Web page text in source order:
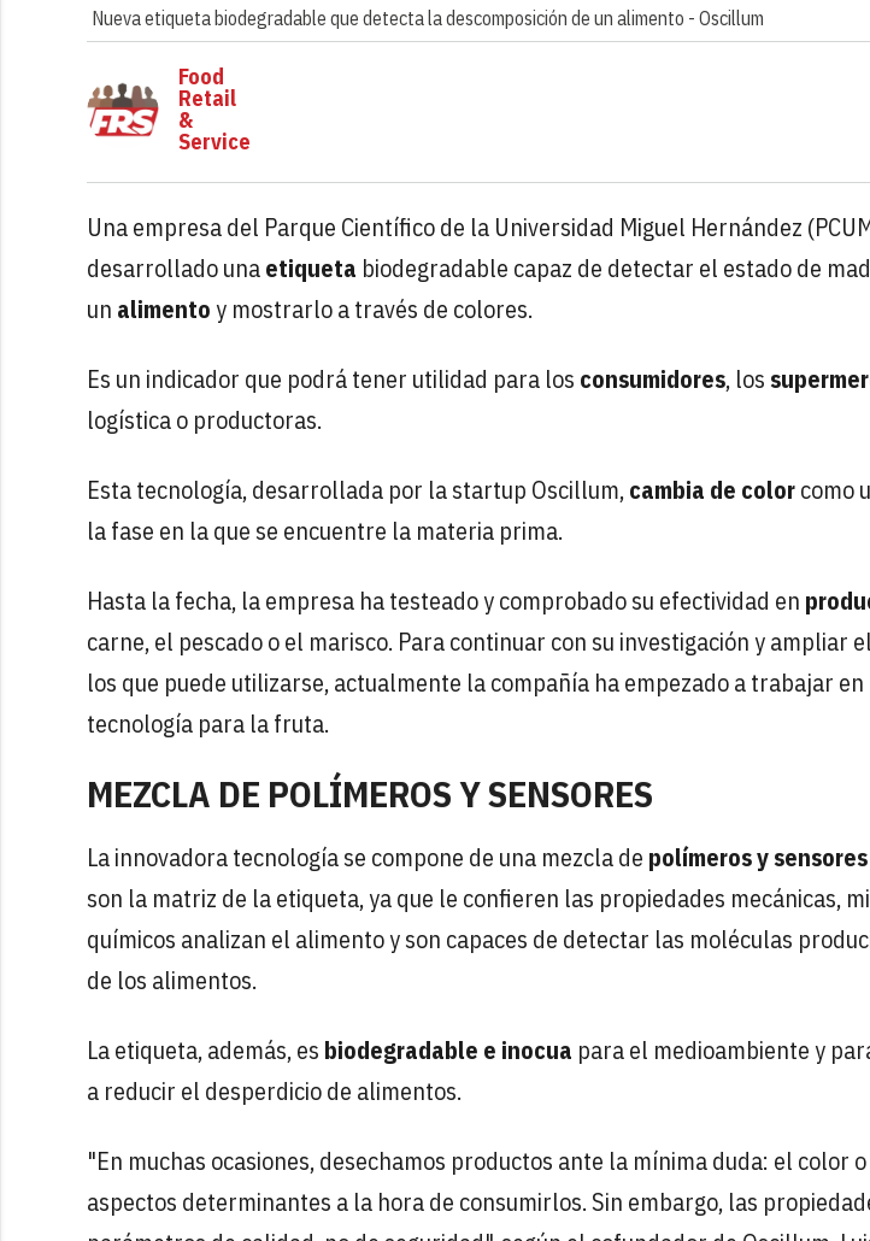
Nueva etiqueta biodegradable que detecta la descomposición de un alimento - Oscillum
Food
Retail
&
Service
Una empresa del Parque Científico de la Universidad Miguel Hernández
desarrollado unaetiqueta biodegradable capaz de detectar el estado de
un alimentoy mostrarlo a través de colores.
Es un indicador que podrá tener utilidad para los consumidores, los
logística o productoras.
Esta tecnología, desarrollada por la startup Oscillum,cambia de colorcomo
la fase en la que se encuentre la materia prima.
Hasta la fecha, la empresa ha testeado y comprobado su efectividad en
carne, el pescado o el marisco. Para continuar con su investigación y ampliar
los que puede utilizarse, actualmente la compañía ha empezado a trabajar
tecnología para la fruta.
MEZCLA DE POLÍMEROS Y SENSORES
La innovadora tecnología se compone de una mezcla de polímeros y
son la matriz de la etiqueta, ya que le confieren las propiedades mecánicas,
químicos analizan el alimento y son capaces de detectar las moléculas
de los alimentos.
La etiqueta, además, es biodegradable e inocua para el medioambiente y
a reducir el desperdicio de alimentos.
"En muchas ocasiones, desechamos productos ante la mínima duda: el color
aspectos determinantes a la hora de consumirlos. Sin embargo, las